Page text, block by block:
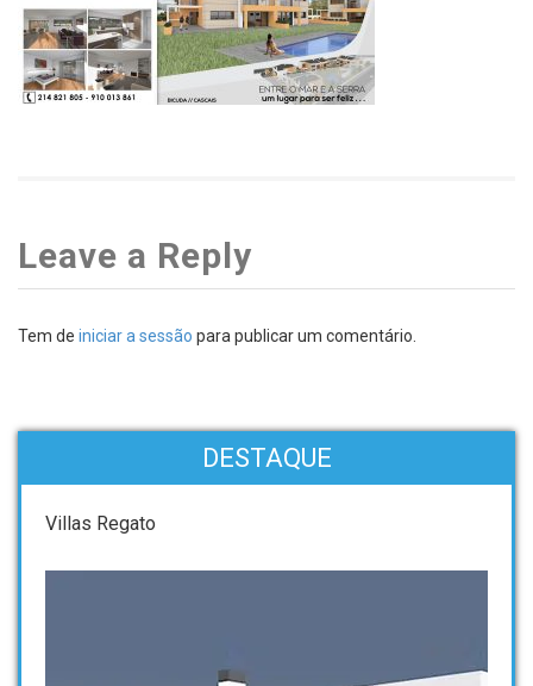
Leave a Reply
Tem de iniciar a sessão para publicar um comentário.
DESTAQUE
Villas Regato